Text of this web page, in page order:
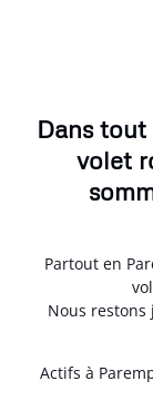
Dans
volet
Partout en
Nous restons
Actifs à